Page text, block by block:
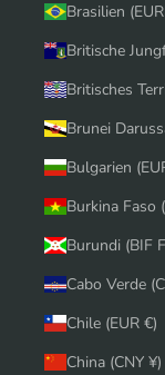
Brasilien
Britische
Britisches
Brunei
Bulgarien
Burkina Faso
Burundi (BIF
Cabo Verde
Chile (EUR €)
China (CNY ¥)